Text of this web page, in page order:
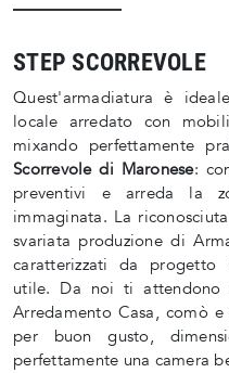
STEP SCORREVOLE
Quest'armadiatura è
locale arredato con
mixando perfettamente
Scorrevole di Maronese:
preventivi e arreda la
immaginata. La
svariata produzione di
caratterizzati da progetto
utile. Da noi ti attendono
Arredamento Casa, comò
per buon gusto,
perfettamente una camera